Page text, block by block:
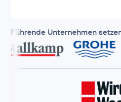
Führende Unternehmen